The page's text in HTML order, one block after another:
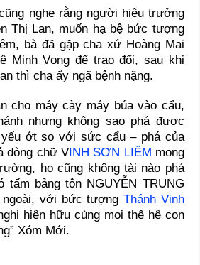
nghe rằng người hiệu trưởng
Thị Lan, muốn hạ bệ bức tượng
bà đã gặp cha xứ Hoàng Mai
Minh Vọng để trao đổi, sau khi
thì cha ấy ngã bệnh nặng.
cho máy cày máy búa vào cẩu,
nhưng không sao phá được
ớt so với sức cẩu – phá của
dòng chữ VINH SƠN LIÊM mong
họ cũng không tài nào phá
tấm bảng tôn NGUYỄN TRUNG
ngoài, với bức tượngThánh Vinh
hiện hữu cùng mọi thế hệ con
Xóm Mới.